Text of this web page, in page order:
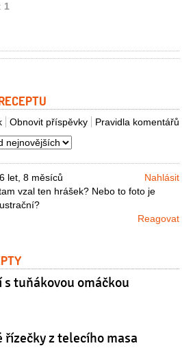
1
Pravidla komentářů
Obnovit příspěvky
6 let, 8 měsíců
Nahlásit
vzal ten hrášek? Nebo to foto je
Reagovat
s tuňákovou omáčkou
řízečky z telecího masa